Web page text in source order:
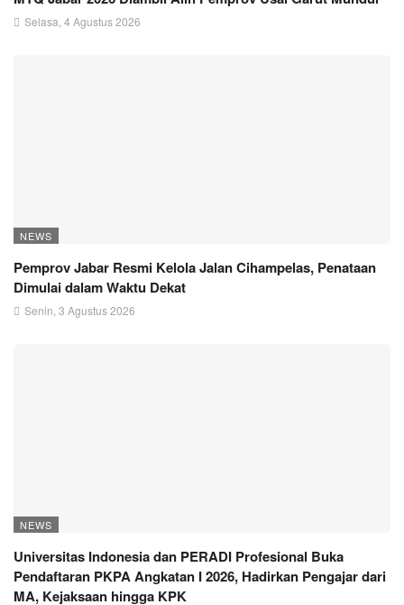
Selasa, 4 Agustus 2026
NEWS
Pemprov Jabar Resmi Kelola Jalan Cihampelas, Penataan
Dimulai dalam Waktu Dekat
Senin, 3 Agustus 2026
NEWS
Universitas Indonesia dan PERADI Profesional Buka
Pendaftaran PKPA Angkatan I 2026, Hadirkan Pengajar dari
MA, Kejaksaan hingga KPK